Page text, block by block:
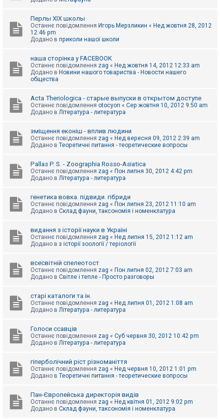
Перлы ХІХ школы
Останнє повідомлення Игорь Мерзликин « Нед жовтня 28, 2012
12:46 pm
Додано в приколи нашої школи
наша сторінка у FACEBOOK
Останнє повідомлення zag « Нед жовтня 14, 2012 12:33 am
Додано в Новини нашого товариства - Новости нашего
общества
Acta Theriologica - старые выпуски в открытом доступе
Останнє повідомлення otocyon « Сер жовтня 10, 2012 9:50 am
Додано в Література - литература
зміщення еконіш - вплив людини
Останнє повідомлення zag « Нед вересня 09, 2012 2:39 am
Додано в Теоретичні питання - теоретические вопросы
Pallas P. S. - Zoographia Rosso-Asiatica
Останнє повідомлення zag « Пон липня 30, 2012 4:42 pm
Додано в Література - литература
генетика вовка. підвиди. гібриди
Останнє повідомлення zag « Пон липня 23, 2012 11:10 am
Додано в Склад фауни, таксономія і номенклатура
видання з історії науки в Україні
Останнє повідомлення zag « Нед липня 15, 2012 1:12 am
Додано в з історії зоології / теріології
всесвітній спелеотост
Останнє повідомлення zag « Пон липня 02, 2012 7:03 am
Додано в Світле і тепле - Просто разговоры
старі каталоги та ін.
Останнє повідомлення zag « Нед липня 01, 2012 1:08 am
Додано в Література - литература
Голоси ссавців
Останнє повідомлення zag « Суб червня 30, 2012 10:42 pm
Додано в Література - литература
гіперболічний ріст різноманіття
Останнє повідомлення zag « Нед червня 10, 2012 1:01 pm
Додано в Теоретичні питання - теоретические вопросы
Пан-Європейська директорія видів
Останнє повідомлення zag « Нед квітня 01, 2012 9:02 pm
Додано в Склад фауни, таксономія і номенклатура